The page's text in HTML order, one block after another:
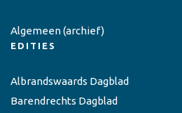
Algemeen(archief)
EDITIES
Albrandswaards Dagblad
Barendrechts Dagblad